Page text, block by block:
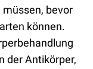
bevor
können.
der Antikörper,